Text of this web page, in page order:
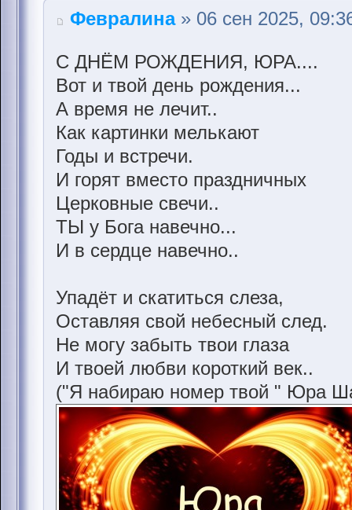
Февралина» 06 сен 2025,
С ДНЁМ РОЖДЕНИЯ, ЮРА....
Вот и твой день рождения...
А время не лечит..
Как картинки мелькают
Годы и встречи.
И горят вместо праздничных
Церковные свечи..
ТЫ у Бога навечно...
И в сердце навечно..
Упадёт и скатиться слеза,
Оставляя свой небесный след.
Не могу забыть твои глаза
И твоей любви короткий век..
("Я набираю номер твой " Юра